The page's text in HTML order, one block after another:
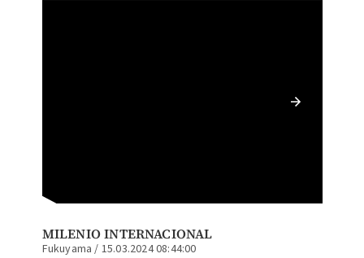
MILENIO INTERNACIONAL
Fukuyama / 15.03.2024 08:44:00